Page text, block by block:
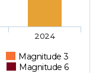
Magnitude 3
Magnitude 6
2024